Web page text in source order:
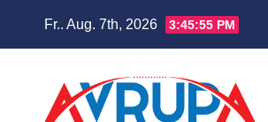
Fr.. Aug. 7th, 2026 3:45:55 PM